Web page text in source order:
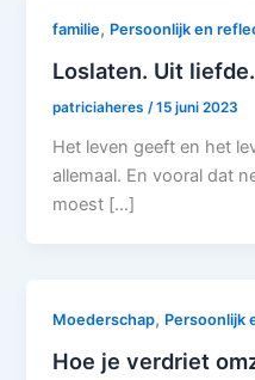
familie, Persoonlijk en
Loslaten. Uit liefde.
patriciaheres /15 juni 2023
Het leven geeft en het
allemaal. En vooral dat
moest […]
Moederschap, Persoonlijk
Hoe je verdriet